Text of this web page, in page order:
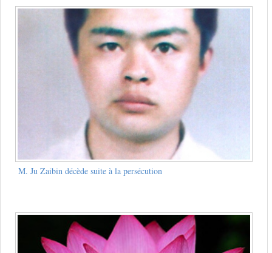
M. Ju Zaibin décède suite à la persécution